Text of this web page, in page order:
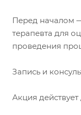
Перед началом
терапевта для
проведения
Запись и
Акция